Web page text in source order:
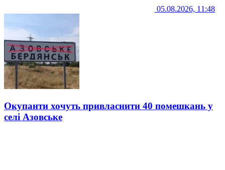
05.08.2026, 11:48
Окупанти хочуть привласнити 40 помешкань у
селі Азовське